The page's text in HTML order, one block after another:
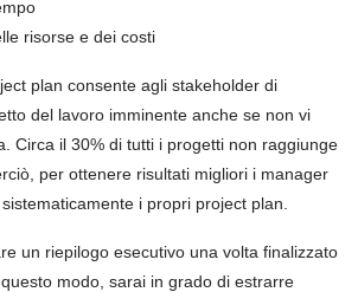
risorse e dei costi
plan consente agli stakeholder di
del lavoro imminente anche se non vi
Circa il 30% di tutti i progetti non raggiunge
per ottenere risultati migliori i manager
i propri project plan.
un riepilogo esecutivo una volta finalizzato
modo, sarai in grado di estrarre